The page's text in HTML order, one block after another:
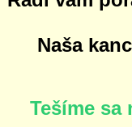
Naša
Tešíme sa